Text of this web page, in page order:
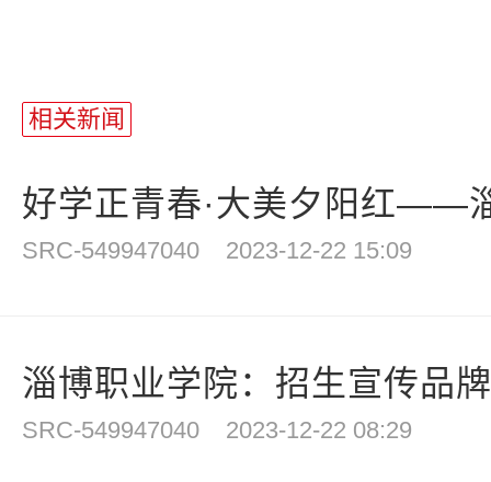
相关新闻
好学正青春·大美夕阳红——
SRC-549947040 2023-12-22 15:09
淄博职业学院：招生宣传品
SRC-549947040 2023-12-22 08:29